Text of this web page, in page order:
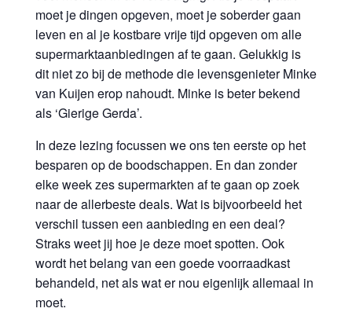
moet je dingen opgeven, moet je soberder gaan
leven en al je kostbare vrije tijd opgeven om alle
supermarktaanbiedingen af te gaan. Gelukkig is
dit niet zo bij de methode die levensgenieter Minke
van Kuijen erop nahoudt. Minke is beter bekend
als ‘Gierige Gerda’.
In deze lezing focussen we ons ten eerste op het
besparen op de boodschappen. En dan zonder
elke week zes supermarkten af te gaan op zoek
naar de allerbeste deals. Wat is bijvoorbeeld het
verschil tussen een aanbieding en een deal?
Straks weet jij hoe je deze moet spotten. Ook
wordt het belang van een goede voorraadkast
behandeld, net als wat er nou eigenlijk allemaal in
moet.